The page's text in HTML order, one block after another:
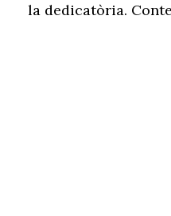
la dedicatòria.